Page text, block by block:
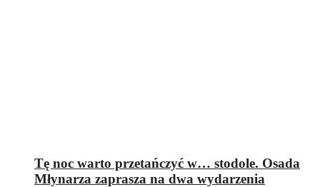
Tę noc warto przetańczyć w… stodole. Osada
Młynarza zaprasza na dwa wydarzenia